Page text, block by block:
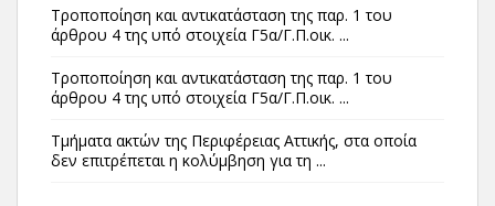
Τροποποίηση και αντικατάσταση της παρ. 1 του
άρθρου 4 της υπό στοιχεία Γ5α/Γ.Π.οικ. ...
Τροποποίηση και αντικατάσταση της παρ. 1 του
άρθρου 4 της υπό στοιχεία Γ5α/Γ.Π.οικ. ...
Τμήματα ακτών της Περιφέρειας Αττικής, στα οποία
δεν επιτρέπεται η κολύμβηση για τη ...